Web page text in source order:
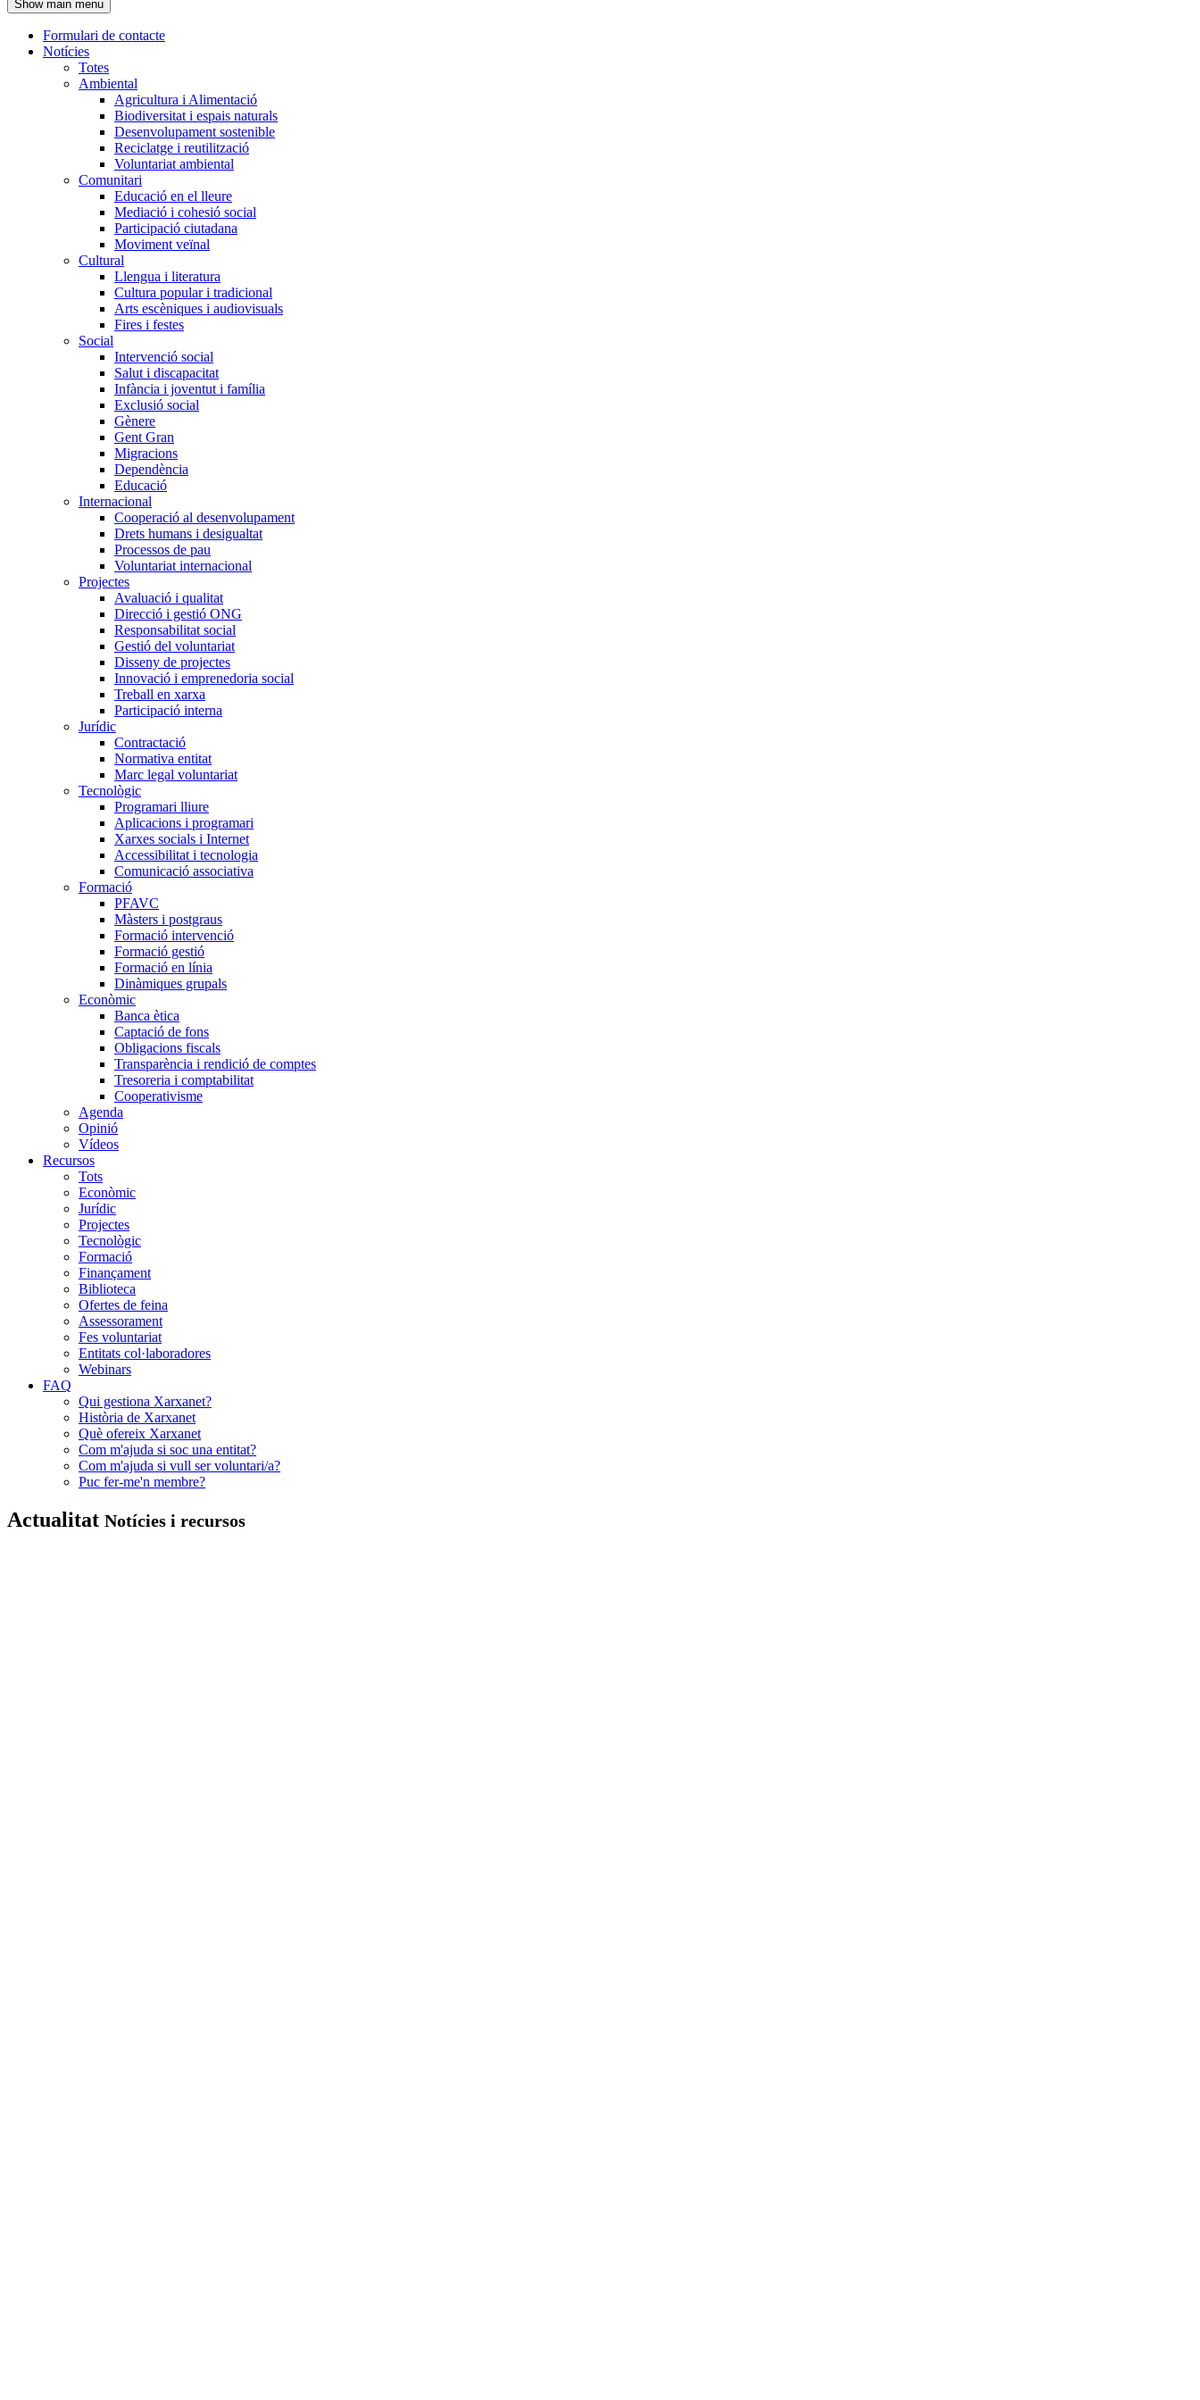
l'encapçalament
Show main menu
Navegació
principal
Formulari de contacte
Notícies
Totes
Ambiental
Agricultura i Alimentació
Biodiversitat i espais naturals
Desenvolupament sostenible
Reciclatge i reutilització
Voluntariat ambiental
Comunitari
Educació en el lleure
Mediació i cohesió social
Participació ciutadana
Moviment veïnal
Cultural
Llengua i literatura
Cultura popular i tradicional
Arts escèniques i audiovisuals
Fires i festes
Social
Intervenció social
Salut i discapacitat
Infància i joventut i família
Exclusió social
Gènere
Gent Gran
Migracions
Dependència
Educació
Internacional
Cooperació al desenvolupament
Drets humans i desigualtat
Processos de pau
Voluntariat internacional
Projectes
Avaluació i qualitat
Direcció i gestió ONG
Responsabilitat social
Gestió del voluntariat
Disseny de projectes
Innovació i emprenedoria social
Treball en xarxa
Participació interna
Jurídic
Contractació
Normativa entitat
Marc legal voluntariat
Tecnològic
Programari lliure
Aplicacions i programari
Xarxes socials i Internet
Accessibilitat i tecnologia
Comunicació associativa
Formació
PFAVC
Màsters i postgraus
Formació intervenció
Formació gestió
Formació en línia
Dinàmiques grupals
Econòmic
Banca ètica
Captació de fons
Obligacions fiscals
Transparència i rendició de comptes
Tresoreria i comptabilitat
Cooperativisme
Agenda
Opinió
Vídeos
Recursos
Tots
Econòmic
Jurídic
Projectes
Tecnològic
Formació
Finançament
Biblioteca
Ofertes de feina
Assessorament
Fes voluntariat
Entitats col·laboradores
Webinars
FAQ
Qui gestiona Xarxanet?
Història de Xarxanet
Què ofereix Xarxanet
Com m'ajuda si soc una entitat?
Com m'ajuda si vull ser voluntari/a?
Puc fer-me'n membre?
Actualitat Notícies i recursos